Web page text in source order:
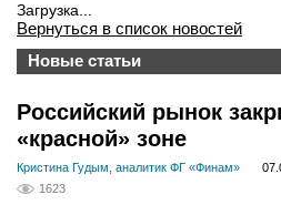
Загрузка...
Вернуться в список новостей
Новые статьи
Российский рынок
«красной» зоне
Кристина Гудым, аналитик ФГ «Финам»
1623